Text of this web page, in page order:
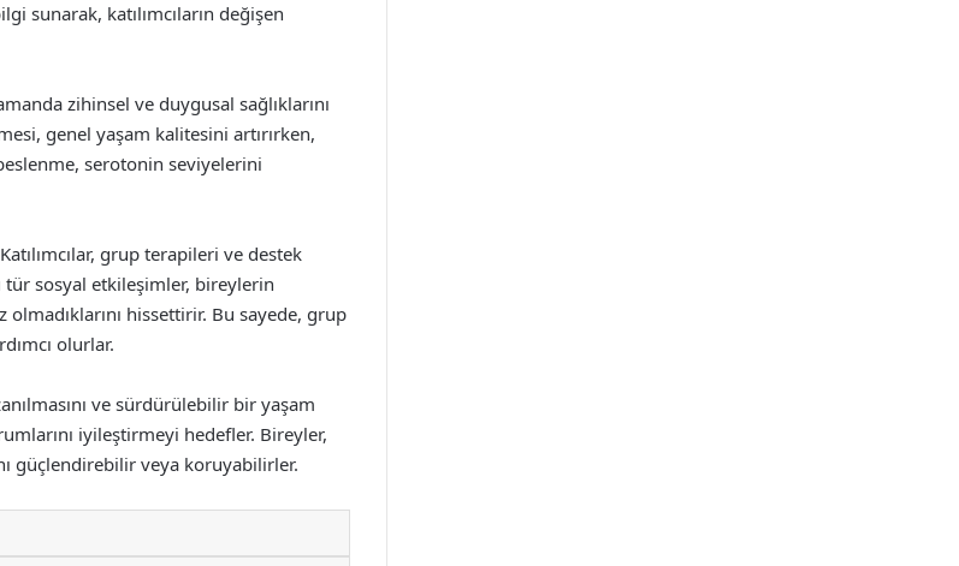
sunarak, katılımcıların değişen
zihinsel ve duygusal sağlıklarını
genel yaşam kalitesini artırırken,
serotonin seviyelerini
grup terapileri ve destek
sosyal etkileşimler, bireylerin
olmadıklarını hissettirir. Bu sayede, grup
olurlar.
ve sürdürülebilir bir yaşam
iyileştirmeyi hedefler. Bireyler,
güçlendirebilir veya koruyabilirler.